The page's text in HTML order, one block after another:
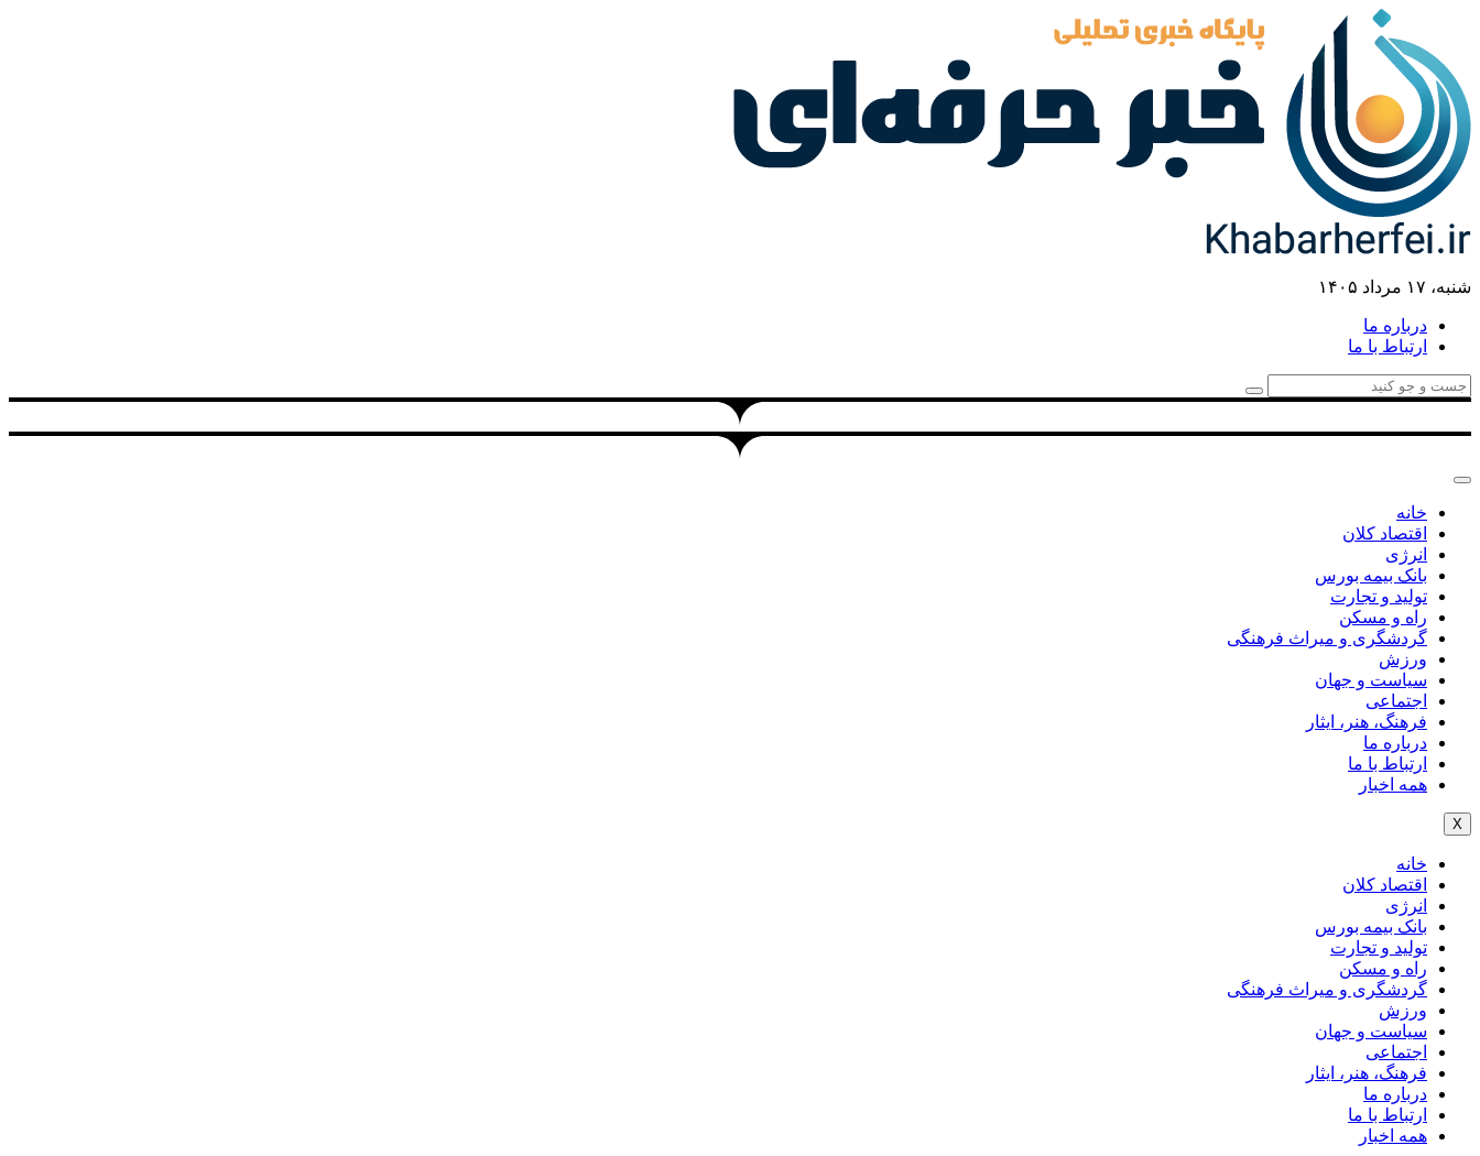
شنبه، ۱۷ مرداد ۱۴۰۵
درباره ما
ارتباط با ما
خانه
اقتصاد کلان
انرژی
بانک بیمه بورس
تولید و تجارت
راه و مسکن
گردشگری و میراث فرهنگی
ورزش
سیاست و جهان
اجتماعی
فرهنگ، هنر، ایثار
درباره ما
ارتباط با ما
همه اخبار
X
خانه
اقتصاد کلان
انرژی
بانک بیمه بورس
تولید و تجارت
راه و مسکن
گردشگری و میراث فرهنگی
ورزش
سیاست و جهان
اجتماعی
فرهنگ، هنر، ایثار
درباره ما
ارتباط با ما
همه اخبار